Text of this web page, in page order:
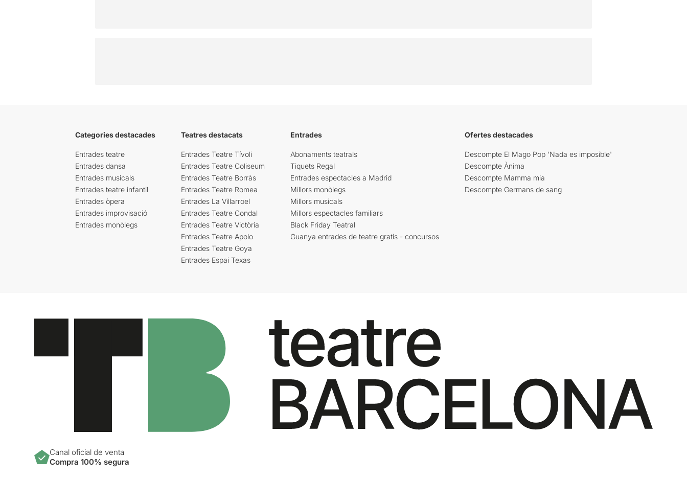
Categories destacades
Entrades teatre
Entrades dansa
Entrades musicals
Entrades teatre infantil
Entrades òpera
Entrades improvisació
Entrades monòlegs
Teatres destacats
Entrades Teatre Tívoli
Entrades Teatre Coliseum
Entrades Teatre Borràs
Entrades Teatre Romea
Entrades La Villarroel
Entrades Teatre Condal
Entrades Teatre Victòria
Entrades Teatre Apolo
Entrades Teatre Goya
Entrades Espai Texas
Entrades
Abonaments teatrals
Tiquets Regal
Entrades espectacles a Madrid
Millors monòlegs
Millors musicals
Millors espectacles familiars
Black Friday Teatral
Guanya entrades de teatre gratis - concursos
Ofertes destacades
Descompte El Mago Pop 'Nada es imposible'
Descompte Ànima
Descompte Mamma mia
Descompte Germans de sang
Canal oficial de venta
Compra 100% segura